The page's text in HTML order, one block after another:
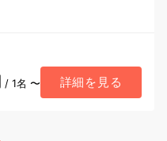
/ 1名 〜 詳細を見る